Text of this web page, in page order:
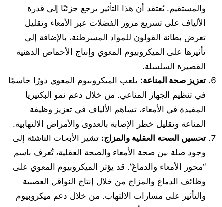
والمستقيم. يُعتقد أن هذا التأثير يرجع جزئيًا إلى قدرة
الألياف على تسريع مرور الفضلات عبر الأمعاء وتقليل
تعرض بطانة القولون للمواد المسرطنة، بالإضافة إلى
تأثيرها على الميكروبيوم المعوي وإنتاج الأحماض الدهنية
القصيرة السلسلة.
تعزيز صحة المناعة: يلعب الميكروبيوم المعوي دورًا حاسمًا
في تنظيم الجهاز المناعي. من خلال دعم نمو البكتيريا
المفيدة في الأمعاء، تساهم الألياف في تعزيز وظيفة
المناعة وتقليل خطر الإصابة بالعدوى والأمراض الالتهابية.
تحسين الصحة العقلية والمزاج: تشير الأبحاث الناشئة إلى
وجود صلة بين صحة الأمعاء والصحة العقلية، تُعرف باسم
“محور الأمعاء والدماغ”. قد يؤثر الميكروبيوم المعوي على
وظائف الدماغ والمزاج من خلال إنتاج النواقل العصبية
والتأثير على مسارات الالتهاب. من خلال دعم ميكروبيوم